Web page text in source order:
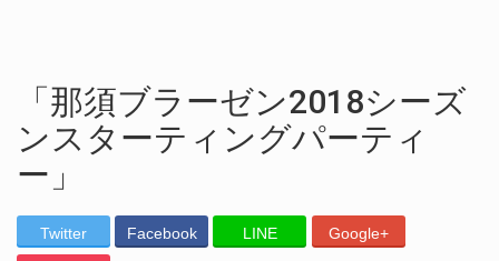
「那須ブラーゼン2018シーズ
ンスターティングパーティ
ー」
Twitter Facebook LINE Google+